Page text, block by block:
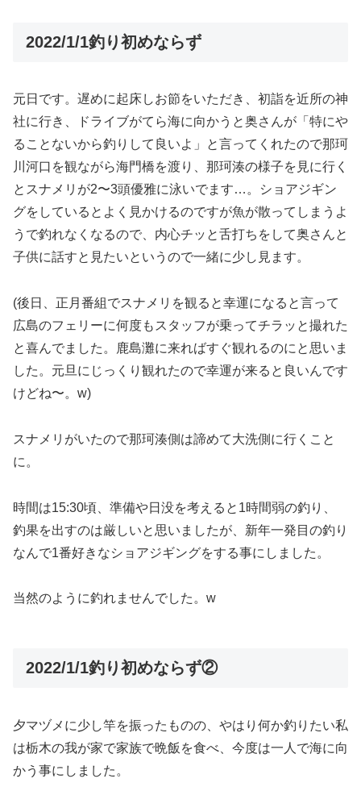
2022/1/1釣り初めならず
元日です。遅めに起床しお節をいただき、初詣を近所の神
社に行き、ドライブがてら海に向かうと奥さんが「特にや
ることないから釣りして良いよ」と言ってくれたので那珂
川河口を観ながら海門橋を渡り、那珂湊の様子を見に行く
とスナメリが2〜3頭優雅に泳いでます…。ショアジギン
グをしているとよく見かけるのですが魚が散ってしまうよ
うで釣れなくなるので、内心チッと舌打ちをして奥さんと
子供に話すと見たいというので一緒に少し見ます。
(後日、正月番組でスナメリを観ると幸運になると言って
広島のフェリーに何度もスタッフが乗ってチラッと撮れた
と喜んでました。鹿島灘に来ればすぐ観れるのにと思いま
した。元旦にじっくり観れたので幸運が来ると良いんです
けどね〜。w)
スナメリがいたので那珂湊側は諦めて大洗側に行くこと
に。
時間は15:30頃、準備や日没を考えると1時間弱の釣り、
釣果を出すのは厳しいと思いましたが、新年一発目の釣り
なんで1番好きなショアジギングをする事にしました。
当然のように釣れませんでした。w
2022/1/1釣り初めならず②
夕マヅメに少し竿を振ったものの、やはり何か釣りたい私
は栃木の我が家で家族で晩飯を食べ、今度は一人で海に向
かう事にしました。